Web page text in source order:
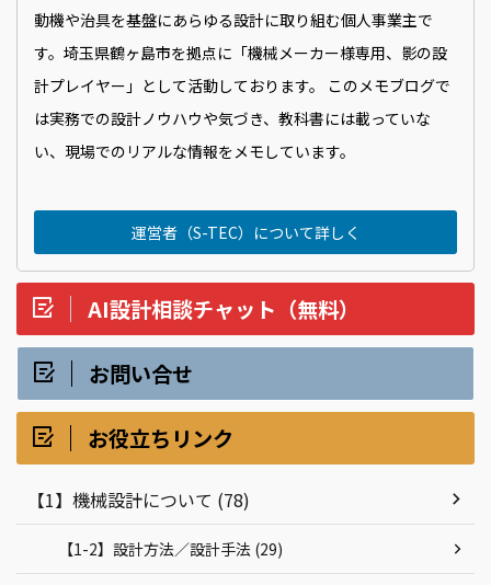
動機や治具を基盤にあらゆる設計に取り組む個人事業主で
す。埼玉県鶴ヶ島市を拠点に「機械メーカー様専用、影の設
計プレイヤー」として活動しております。 このメモブログで
は実務での設計ノウハウや気づき、教科書には載っていな
い、現場でのリアルな情報をメモしています。
運営者（S-TEC）について詳しく
AI設計相談チャット（無料）
お問い合せ
お役立ちリンク
【1】機械設計について (78)
【1-2】設計方法／設計手法 (29)